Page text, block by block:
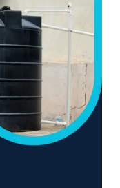
فيبر
جلاس
وبأسعار
مميزة